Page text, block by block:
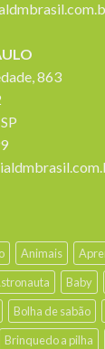
863
Animais
Baby
Bolha de sabão
Brinquedo a pilha